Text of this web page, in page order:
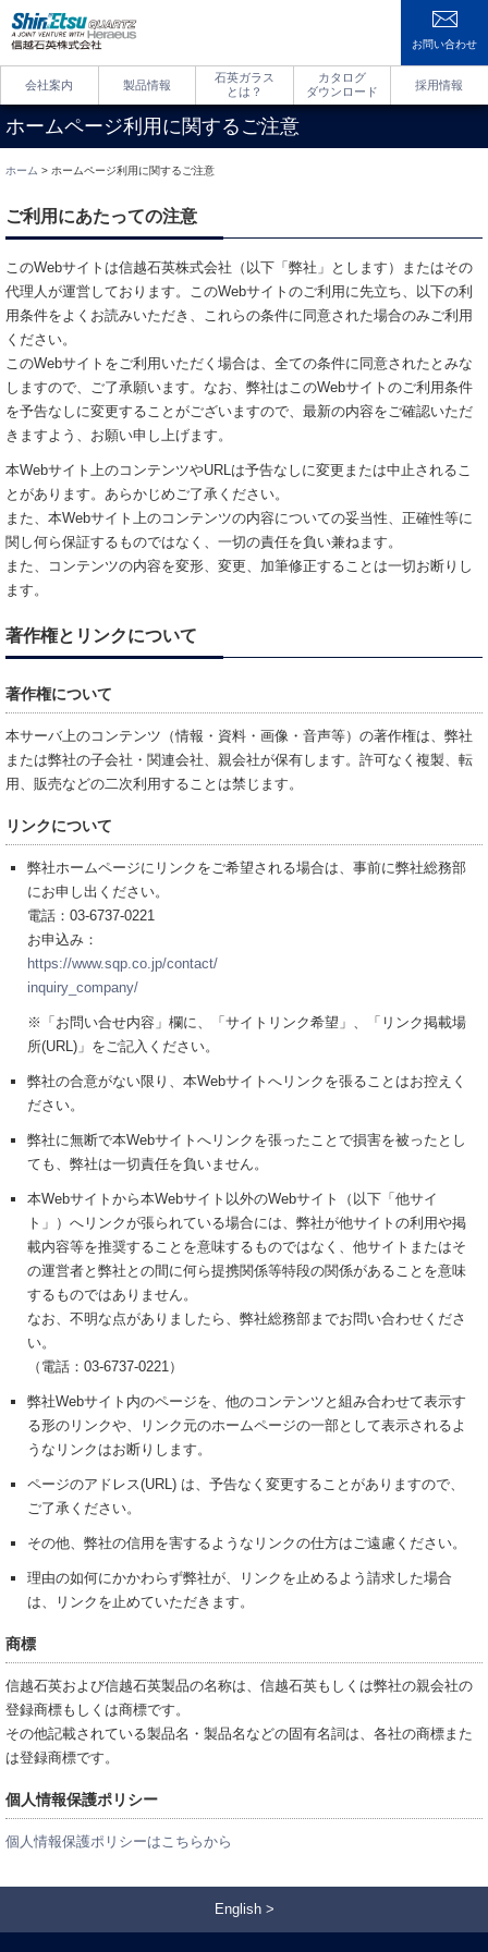
お問い合わせ
会社案内 製品情報
石英ガラス
とは？
カタログ
ダウンロード
採用情報
ホームページ利用に関するご注意
ホーム > ホームページ利用に関するご注意
ご利用にあたっての注意
このWebサイトは信越石英株式会社（以下「弊社」とします）またはその
代理人が運営しております。このWebサイトのご利用に先立ち、以下の利
用条件をよくお読みいただき、これらの条件に同意された場合のみご利用
ください。
このWebサイトをご利用いただく場合は、全ての条件に同意されたとみな
しますので、ご了承願います。なお、弊社はこのWebサイトのご利用条件
を予告なしに変更することがございますので、最新の内容をご確認いただ
きますよう、お願い申し上げます。
本Webサイト上のコンテンツやURLは予告なしに変更または中止されるこ
とがあります。あらかじめご了承ください。
また、本Webサイト上のコンテンツの内容についての妥当性、正確性等に
関し何ら保証するものではなく、一切の責任を負い兼ねます。
また、コンテンツの内容を変形、変更、加筆修正することは一切お断りし
ます。
著作権とリンクについて
著作権について
本サーバ上のコンテンツ（情報・資料・画像・音声等）の著作権は、弊社
または弊社の子会社・関連会社、親会社が保有します。許可なく複製、転
用、販売などの二次利用することは禁じます。
リンクについて
弊社ホームページにリンクをご希望される場合は、事前に弊社総務部
にお申し出ください。
電話：03-6737-0221
お申込み：
https://www.sqp.co.jp/contact/
inquiry_company/
※「お問い合せ内容」欄に、「サイトリンク希望」、「リンク掲載場
所(URL)」をご記入ください。
弊社の合意がない限り、本Webサイトへリンクを張ることはお控えく
ださい。
弊社に無断で本Webサイトへリンクを張ったことで損害を被ったとし
ても、弊社は一切責任を負いません。
本Webサイトから本Webサイト以外のWebサイト（以下「他サイ
ト」）へリンクが張られている場合には、弊社が他サイトの利用や掲
載内容等を推奨することを意味するものではなく、他サイトまたはそ
の運営者と弊社との間に何ら提携関係等特段の関係があることを意味
するものではありません。
なお、不明な点がありましたら、弊社総務部までお問い合わせくださ
い。
（電話：03-6737-0221）
弊社Webサイト内のページを、他のコンテンツと組み合わせて表示す
る形のリンクや、リンク元のホームページの一部として表示されるよ
うなリンクはお断りします。
ページのアドレス(URL) は、予告なく変更することがありますので、
ご了承ください。
その他、弊社の信用を害するようなリンクの仕方はご遠慮ください。
理由の如何にかかわらず弊社が、リンクを止めるよう請求した場合
は、リンクを止めていただきます。
商標
信越石英および信越石英製品の名称は、信越石英もしくは弊社の親会社の
登録商標もしくは商標です。
その他記載されている製品名・製品名などの固有名詞は、各社の商標また
は登録商標です。
個人情報保護ポリシー
個人情報保護ポリシーはこちらから
English >